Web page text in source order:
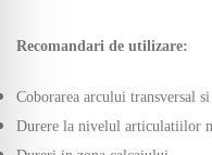
Recomandari de utilizare:
Coborarea arcului transversal
Durere la nivelul articulatiilor